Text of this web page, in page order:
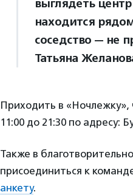
выглядеть
находится
соседство — не
Татьяна
Приходить в «Ночлежку»,
11:00 до 21:30 по адресу:
Также в
присоединиться к
анкету.